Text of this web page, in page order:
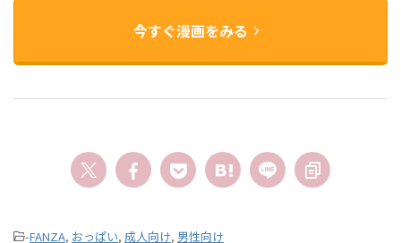
今すぐ漫画をみる
-FANZA, おっぱい, 成人向け, 男性向け